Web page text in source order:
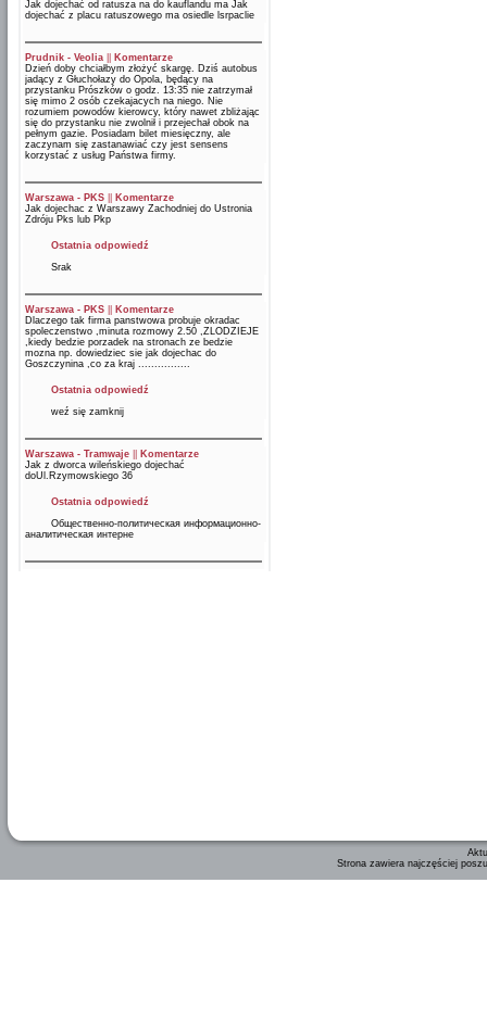
Jak dojechać od ratusza na do kauflandu ma Jak
dojechać z placu ratuszowego ma osiedle lsrpaclie
Prudnik - Veolia
Komentarze
Dzień doby chciałbym złożyć skargę. Dziś autobus
jadący z Głuchołazy do Opola, będący na
przystanku Prószków o godz. 13:35 nie zatrzymał
się mimo 2 osób czekajacych na niego. Nie
rozumiem powodów kierowcy, który nawet zbliżając
się do przystanku nie zwolnił i przejechał obok na
pełnym gazie. Posiadam bilet miesięczny, ale
zaczynam się zastanawiać czy jest sensens
korzystać z usług Państwa firmy.
Warszawa - PKS
Komentarze
Jak dojechac z Warszawy Zachodniej do Ustronia
Zdróju Pks lub Pkp
Ostatnia odpowiedź
Srak
Warszawa - PKS
Komentarze
Dlaczego tak firma panstwowa probuje okradac
spoleczenstwo ,minuta rozmowy 2.50 ,ZLODZIEJE
,kiedy bedzie porzadek na stronach ze bedzie
mozna np. dowiedziec sie jak dojechac do
Goszczynina ,co za kraj ................
Ostatnia odpowiedź
weź się zamknij
Warszawa - Tramwaje
Komentarze
Jak z dworca wileńskiego dojechać
doUl.Rzymowskiego 36
Ostatnia odpowiedź
Общественно-политическая информационно-
аналитическая интерне
Strona zawiera najczęściej